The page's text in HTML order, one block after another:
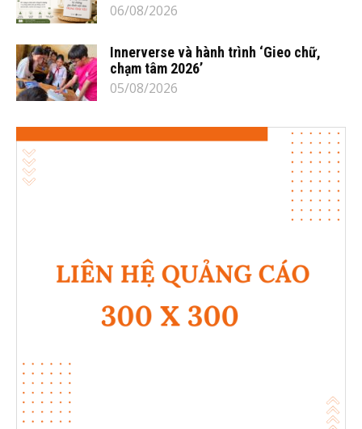
06/08/2026
Innerverse và hành trình ‘Gieo chữ,
chạm tâm 2026’
05/08/2026